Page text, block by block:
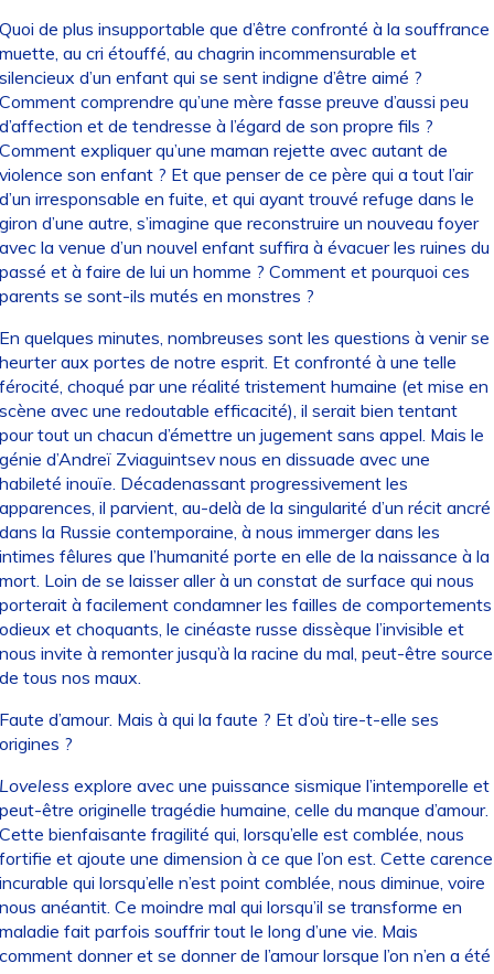
de plus insupportable que d’être confronté à la souffrance
au cri étouffé, au chagrin incommensurable et
d’un enfant qui se sent indigne d’être aimé ?
comprendre qu’une mère fasse preuve d’aussi peu
et de tendresse à l’égard de son propre fils ?
expliquer qu’une maman rejette avec autant de
son enfant ? Et que penser de ce père qui a tout l’air
irresponsable en fuite, et qui ayant trouvé refuge dans le
d’une autre, s’imagine que reconstruire un nouveau foyer
la venue d’un nouvel enfant suffira à évacuer les ruines du
et à faire de lui un homme ? Comment et pourquoi ces
se sont-ils mutés en monstres ?
quelques minutes, nombreuses sont les questions à venir se
aux portes de notre esprit. Et confronté à une telle
choqué par une réalité tristement humaine (et mise en
avec une redoutable efficacité), il serait bien tentant
tout un chacun d’émettre un jugement sans appel. Mais le
d’Andreï Zviaguintsev nous en dissuade avec une
inouïe. Décadenassant progressivement les
il parvient, au-delà de la singularité d’un récit ancré
la Russie contemporaine, à nous immerger dans les
fêlures que l’humanité porte en elle de la naissance à la
Loin de se laisser aller à un constat de surface qui nous
à facilement condamner les failles de comportements
et choquants, le cinéaste russe dissèque l’invisible et
invite à remonter jusqu’à la racine du mal, peut-être source
tous nos maux.
d’amour. Mais à qui la faute ? Et d’où tire-t-elle ses
?
explore avec une puissance sismique l’intemporelle et
être originelle tragédie humaine, celle du manque d’amour.
bienfaisante fragilité qui, lorsqu’elle est comblée, nous
et ajoute une dimension à ce que l’on est. Cette carence
qui lorsqu’elle n’est point comblée, nous diminue, voire
anéantit. Ce moindre mal qui lorsqu’il se transforme en
fait parfois souffrir tout le long d’une vie. Mais
donner et se donner de l’amour lorsque l’on n’en a été